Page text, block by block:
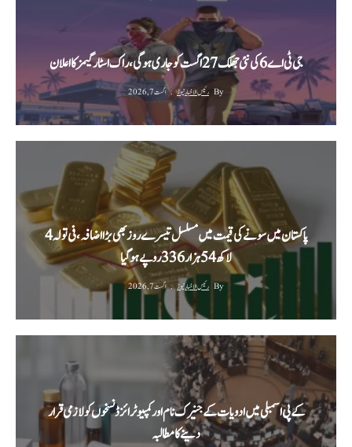
جی ٹی اے 6 کی نئی جھلک 27 اگست کو جاری ہوگی، راک اسٹار گیمز کا اعلان
By رئیس الاخبار نیوز اگست 7, 2026
پاکستان میں سونے کی قیمت میں مسلسل تیسرے روز بھی بڑا اضافہ، فی تولہ 4
لاکھ 54 ہزار 336 روپے ہوگیا
By رئیس الاخبار نیوز اگست 7, 2026
کے پی اسمبلی میں ادویات کے جنیرک نام اور کمپیوٹرائزڈ نسخوں کو لازمی قرار
دینے کا مطالبہ